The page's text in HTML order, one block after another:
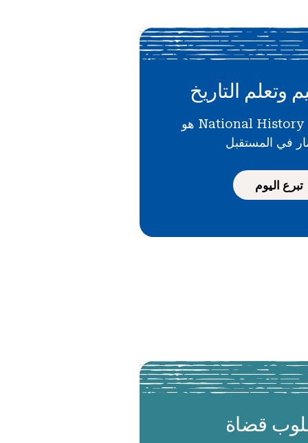
وتعلم التاريخ
دعمك لـ National History Day هو
في المستقبل
تبرع اليوم
قضاة